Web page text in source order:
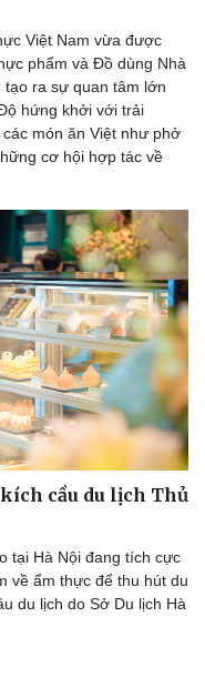
Việt Nam vừa được
phẩm và Đồ dùng Nhà
tạo ra sự quan tâm lớn
hứng khởi với trải
món ăn Việt như phở
cơ hội hợp tác về
cầu du lịch Thủ
tại Hà Nội đang tích cực
về ẩm thực để thu hút du
du lịch do Sở Du lịch Hà